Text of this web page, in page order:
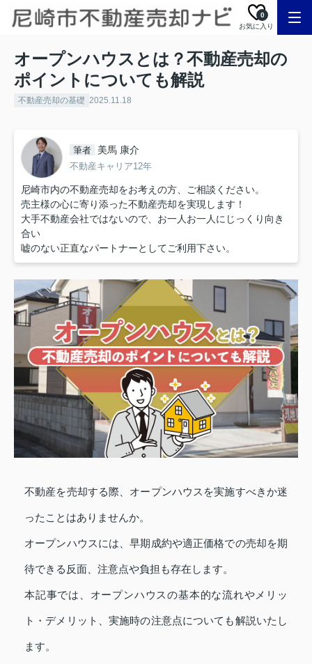
お気に入り
0
オープンハウスとは？不動産売却の
ポイントについても解説
不動産売却の基礎 2025.11.18
筆者 美馬 康介
不動産キャリア12年
尼崎市内の不動産売却をお考えの方、ご相談ください。
売主様の心に寄り添った不動産売却を実現します！
大手不動産会社ではないので、お一人お一人にじっくり向き
合い
嘘のない正直なパートナーとしてご利用下さい。
不動産を売却する際、オープンハウスを実施すべきか迷
ったことはありませんか。
オープンハウスには、早期成約や適正価格での売却を期
待できる反面、注意点や負担も存在します。
本記事では、オープンハウスの基本的な流れやメリッ
ト・デメリット、実施時の注意点についても解説いたし
ます。